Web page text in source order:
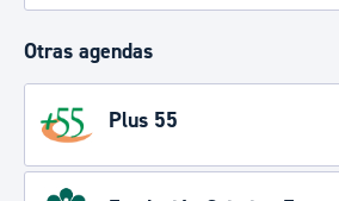
Otras agendas
Plus 55